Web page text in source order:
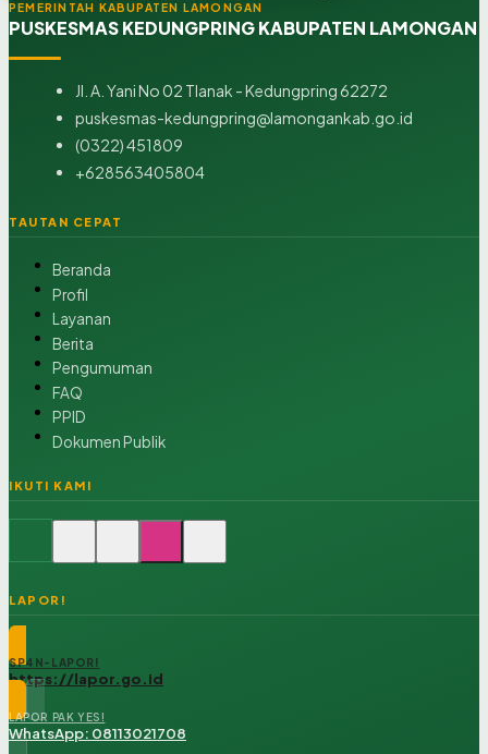
PEMERINTAH KABUPATEN LAMONGAN
PUSKESMAS KEDUNGPRING KABUPATEN LAMONGAN
Jl. A. Yani No 02 Tlanak - Kedungpring 62272
puskesmas-kedungpring@lamongankab.go.id
(0322) 451809
+628563405804
TAUTAN CEPAT
Beranda
Profil
Layanan
Berita
Pengumuman
FAQ
PPID
Dokumen Publik
IKUTI KAMI
LAPOR!
SP4N-LAPOR!
https://lapor.go.id
LAPOR PAK YES!
WhatsApp: 08113021708